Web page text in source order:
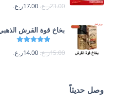
23.00ر.ع. 17.00ر.ع.
بخاخ قوة القرش الذهبي
تم التقييم
15.00ر.ع. 14.00ر.ع.
وصل حديثاً